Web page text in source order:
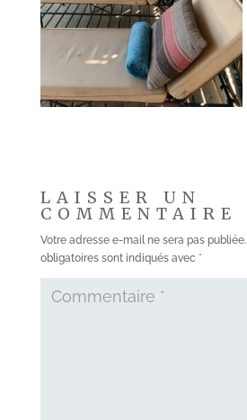
LAISSER UN
COMMENTAIRE
Votre adresse e-mail ne sera pas publiée.
obligatoires sont indiqués avec *